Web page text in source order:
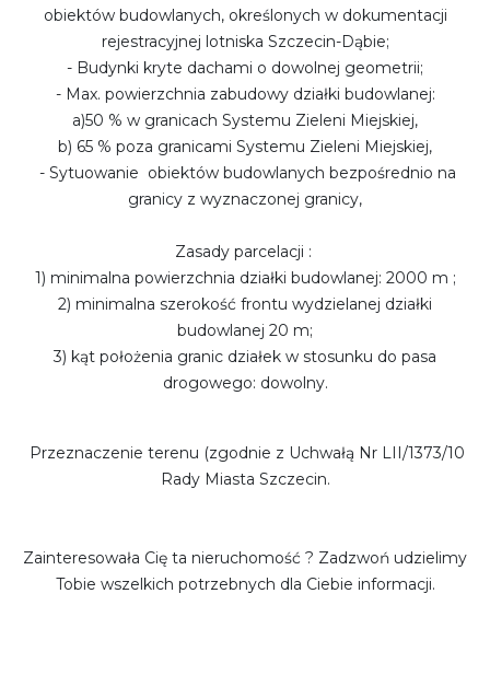
obiektów budowlanych, określonych w dokumentacji
rejestracyjnej lotniska Szczecin-Dąbie;
- Budynki kryte dachami o dowolnej geometrii;
- Max. powierzchnia zabudowy działki budowlanej:
a)50 % w granicach Systemu Zieleni Miejskiej,
b) 65 % poza granicami Systemu Zieleni Miejskiej,
- Sytuowanie obiektów budowlanych bezpośrednio na
granicy z wyznaczonej granicy,
Zasady parcelacji :
1) minimalna powierzchnia działki budowlanej: 2000 m ;
2) minimalna szerokość frontu wydzielanej działki
budowlanej 20 m;
3) kąt położenia granic działek w stosunku do pasa
drogowego: dowolny.
Przeznaczenie terenu (zgodnie z Uchwałą Nr LII/1373/10
Rady Miasta Szczecin.
Zainteresowała Cię ta nieruchomość ? Zadzwoń udzielimy
Tobie wszelkich potrzebnych dla Ciebie informacji.